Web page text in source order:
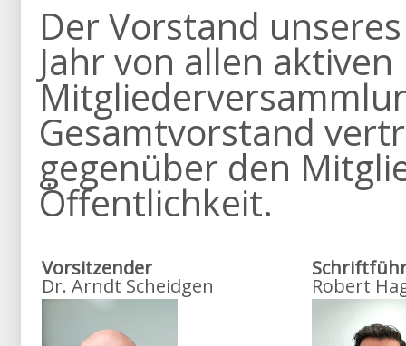
Der Vorstand
Jahr von allen
Gesamtvorstand
gegenüber den
Öffentlichkeit.
Vorsitzender
Dr. Arndt Scheidgen Robert